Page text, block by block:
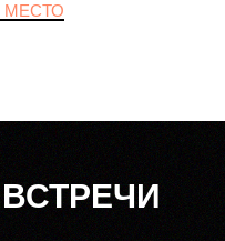
МЕСТО